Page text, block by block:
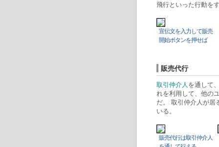
飛行といった行動を
宣伝文を入力して販売
開始ボタンを押せば
販売代行
取引仲介人 を通して
れを利用して、他の
だ。 取引仲介人が居
いる。
販売代行は取引仲介人